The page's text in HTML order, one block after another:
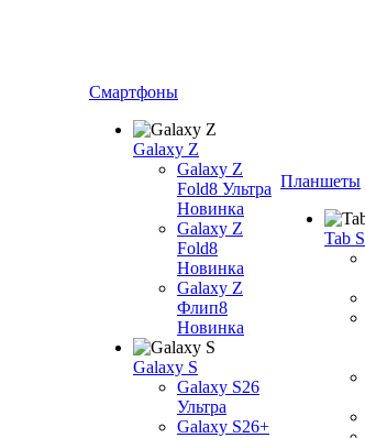
Смартфоны
Galaxy Z
Galaxy Z
Fold8 Ультра
Новинка
Galaxy Z
Fold8
Новинка
Galaxy Z
Флип8
Новинка
Galaxy S
Galaxy S26
Ультра
Galaxy S26+
Планшеты
Tab S